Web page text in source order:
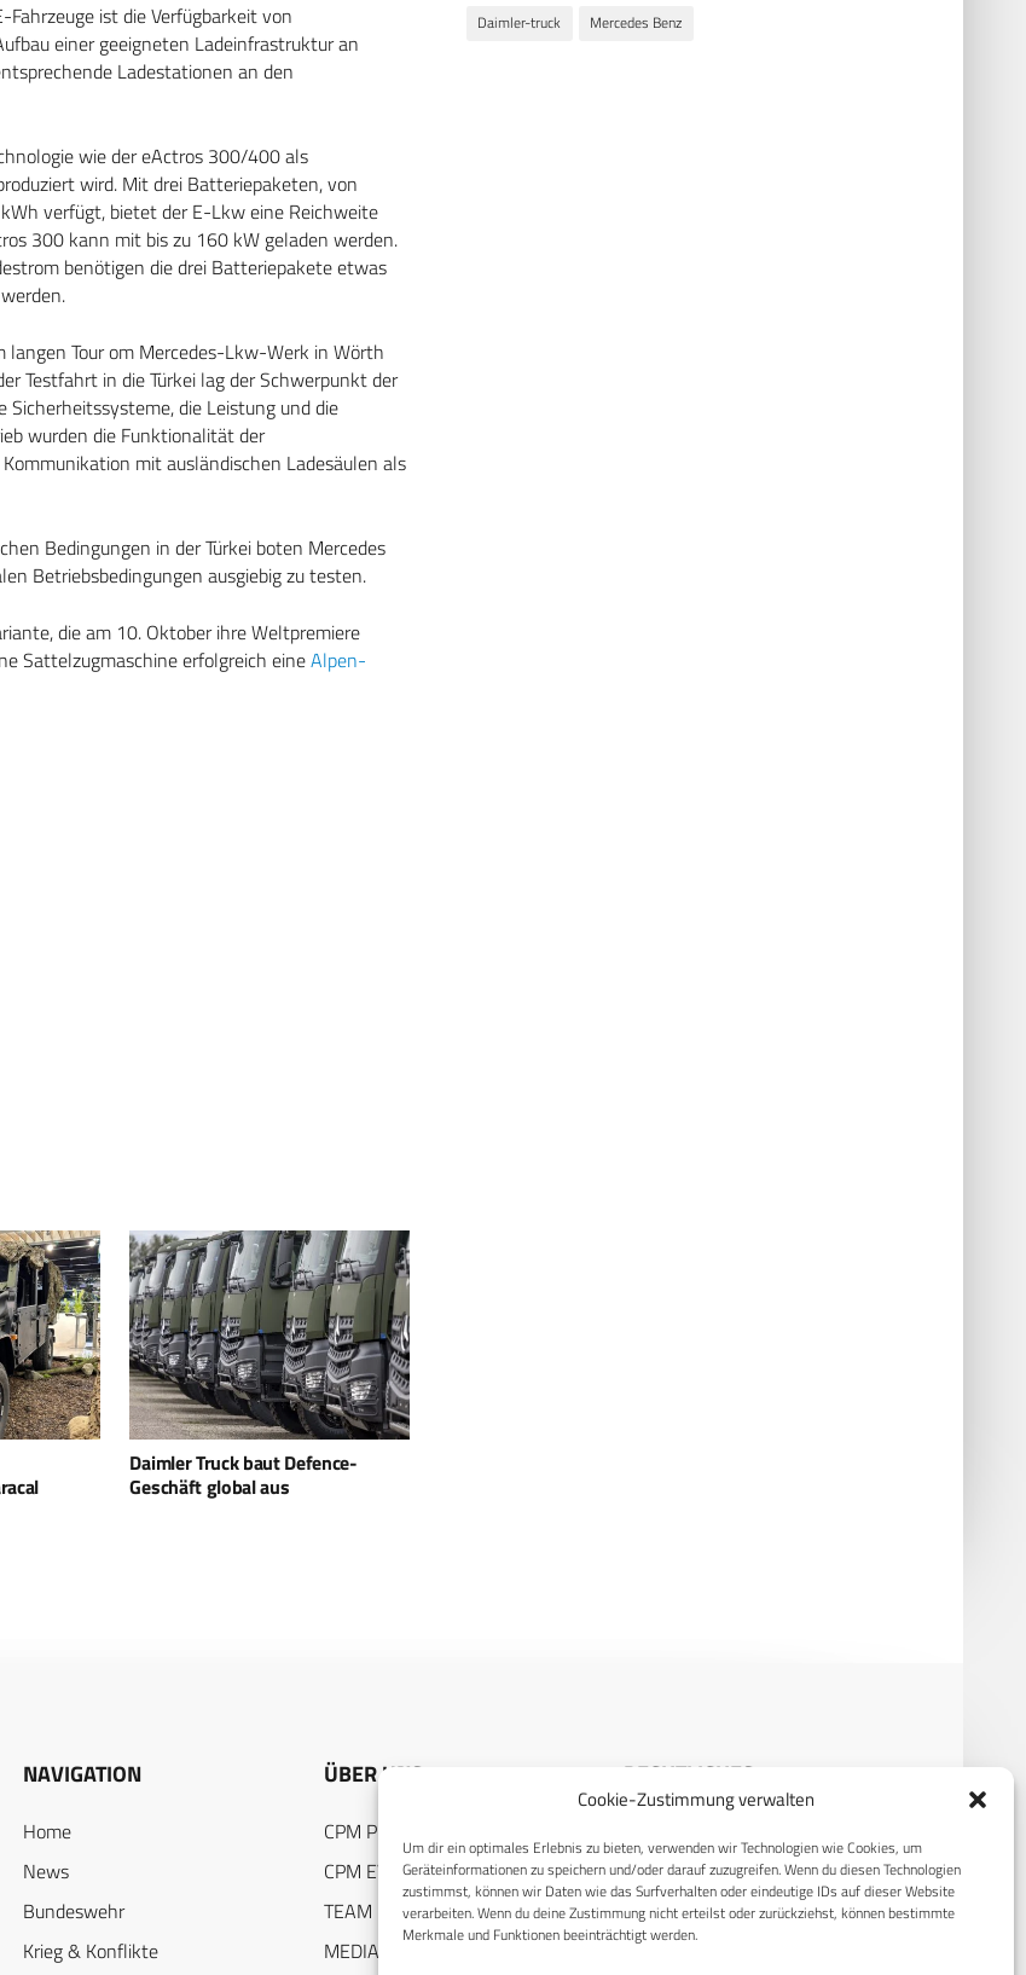
Cookie-Zustimmung verwalten
Um dir ein optimales Erlebnis zu bieten, verwenden wir Technologien wie Cookies, um
Geräteinformationen zu speichern und/oder darauf zuzugreifen. Wenn du diesen Technologien
zustimmst, können wir Daten wie das Surfverhalten oder eindeutige IDs auf dieser Website
verarbeiten. Wenn du deine Zustimmung nicht erteilst oder zurückziehst, können bestimmte
Merkmale und Funktionen beeinträchtigt werden.
ist die Verfügbarkeit von
einer geeigneten Ladeinfrastruktur an
Ladestationen an den
wie der eActros 300/400 als
wird. Mit drei Batteriepaketen, von
verfügt, bietet der E-Lkw eine Reichweite
300 kann mit bis zu 160 kW geladen werden.
benötigen die drei Batteriepakete etwas
Tour om Mercedes-Lkw-Werk in Wörth
Testfahrt in die Türkei lag der Schwerpunkt der
Sicherheitssysteme, die Leistung und die
wurden die Funktionalität der
mit ausländischen Ladesäulen als
Bedingungen in der Türkei boten Mercedes
Betriebsbedingungen ausgiebig zu testen.
die am 10. Oktober ihre Weltpremiere
Sattelzugmaschine erfolgreich eineAlpen-
Daimler-truck Mercedes Benz
European Commercial Vehicle
Safety Award 2023
NAVIGATION
Home
News
Bundeswehr
Krieg & Konflikte
ÜBER UNS
CPM PUBLICATIONS
CPM EVENTS
TEAM
MEDIADATEN
RECHTLICHES
Cookie-Richtlinie (EU)
AGB
Compliance